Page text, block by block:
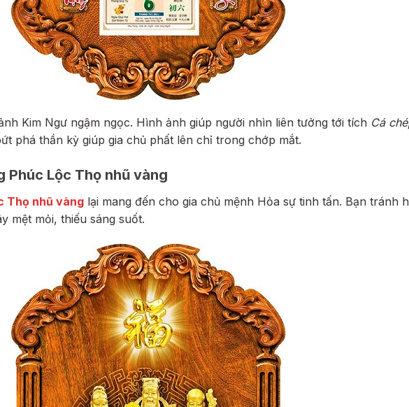
Kim Ngư ngậm ngọc. Hình ảnh giúp người nhìn liên tưởng tới tích Cá
phá thần kỳ giúp gia chủ phất lên chỉ trong chớp mắt.
Lộc Thọ nhũ vàng
Thọ nhũ vàng lại mang đến cho gia chủ mệnh Hỏa sự tinh tấn. Bạn tránh
mệt mỏi, thiếu sáng suốt.